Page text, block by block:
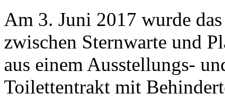
Am 3. Juni 2017 wurde
zwischen Sternwarte und
aus einem Ausstellungs-
Toilettentrakt mit